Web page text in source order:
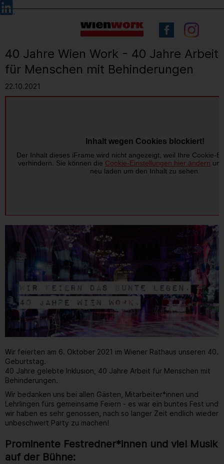
Barrierefreie
Bedienung
Sprachauswahl
40 Jahre Wien Work - 40 Jahre Arbeit
für Menschen mit Behinderungen
22.10.2021
Wir feierten am 6. Oktober 2021 im Wiener Rathaus unseren 40.
Geburtstag.
40 Jahre gelebte Inklusion, 40 Jahre Arbeit für Menschen mit
Behinderungen.
Wir bedanken uns bei allen Gästen, Mitarbeiter*innen und
Lehrlingen fürs gemeinsame Feiern - es war ein buntes Fest und
wir haben es sehr genossen, nach so langer Zeit endlich wieder
unbeschwert Party zu machen!
Prominente Festredner*innen und viel Musik
auf der Bühne: